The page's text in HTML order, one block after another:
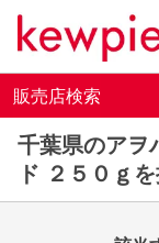
販売店検索
千葉県のア
ド ２５０ｇ